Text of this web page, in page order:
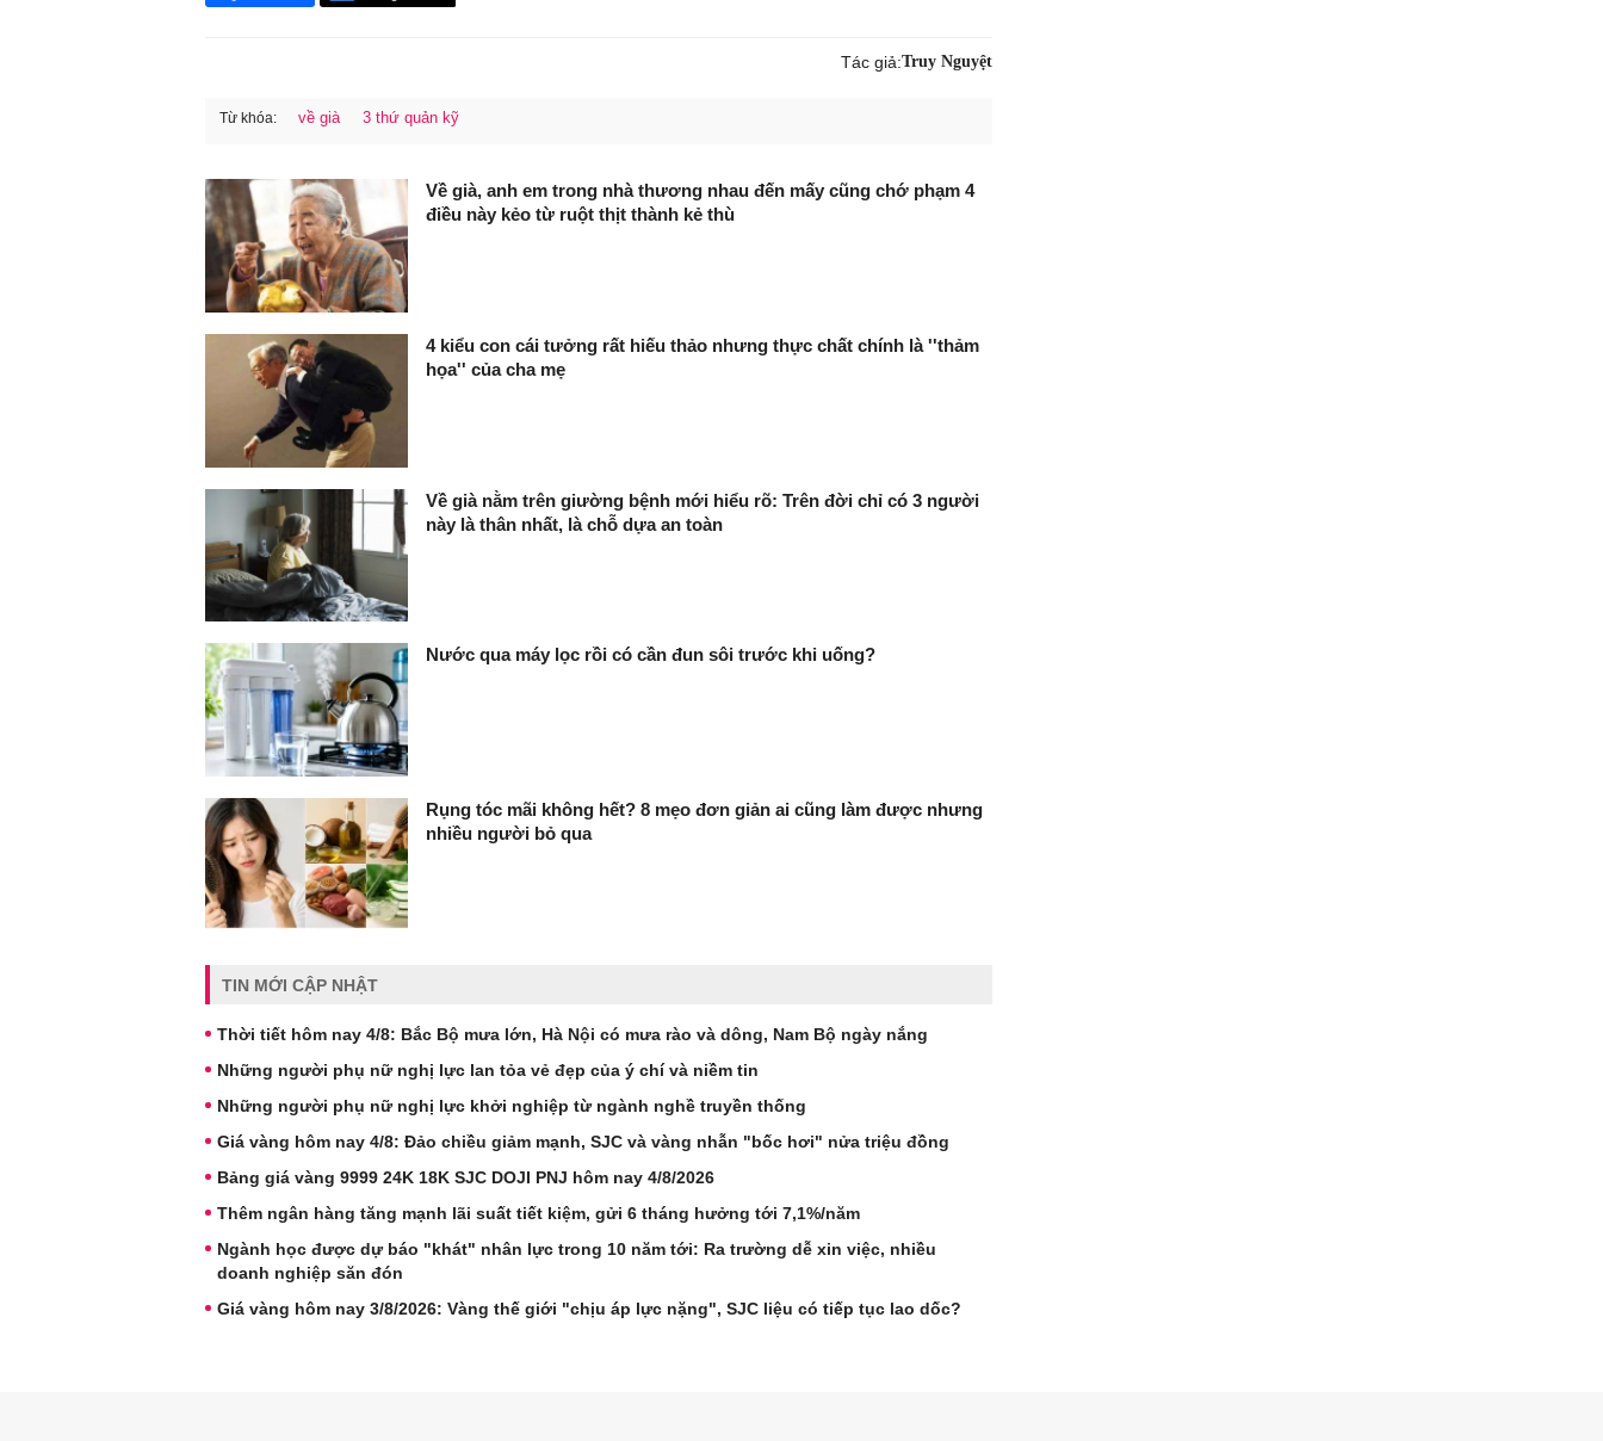
Tác giả:Truy Nguyệt
Từ khóa: về già 3 thứ quản kỹ
Về già, anh em trong nhà thương nhau đến mấy cũng chớ phạm 4
điều này kẻo từ ruột thịt thành kẻ thù
4 kiểu con cái tưởng rất hiếu thảo nhưng thực chất chính là ''thảm
họa'' của cha mẹ
Về già nằm trên giường bệnh mới hiểu rõ: Trên đời chỉ có 3 người
này là thân nhất, là chỗ dựa an toàn
Nước qua máy lọc rồi có cần đun sôi trước khi uống?
Rụng tóc mãi không hết? 8 mẹo đơn giản ai cũng làm được nhưng
nhiều người bỏ qua
TIN MỚI CẬP NHẬT
Thời tiết hôm nay 4/8: Bắc Bộ mưa lớn, Hà Nội có mưa rào và dông, Nam Bộ ngày nắng
Những người phụ nữ nghị lực lan tỏa vẻ đẹp của ý chí và niềm tin
Những người phụ nữ nghị lực khởi nghiệp từ ngành nghề truyền thống
Giá vàng hôm nay 4/8: Đảo chiều giảm mạnh, SJC và vàng nhẫn "bốc hơi" nửa triệu đồng
Bảng giá vàng 9999 24K 18K SJC DOJI PNJ hôm nay 4/8/2026
Thêm ngân hàng tăng mạnh lãi suất tiết kiệm, gửi 6 tháng hưởng tới 7,1%/năm
Ngành học được dự báo "khát" nhân lực trong 10 năm tới: Ra trường dễ xin việc, nhiều
doanh nghiệp săn đón
Giá vàng hôm nay 3/8/2026: Vàng thế giới "chịu áp lực nặng", SJC liệu có tiếp tục lao dốc?